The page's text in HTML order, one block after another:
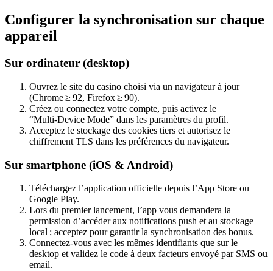
Configurer la synchronisation sur chaque
appareil
Sur ordinateur (desktop)
Ouvrez le site du casino choisi via un navigateur à jour
(Chrome ≥ 92, Firefox ≥ 90).
Créez ou connectez votre compte, puis activez le
“Multi‑Device Mode” dans les paramètres du profil.
Acceptez le stockage des cookies tiers et autorisez le
chiffrement TLS dans les préférences du navigateur.
Sur smartphone (iOS & Android)
Téléchargez l’application officielle depuis l’App Store ou
Google Play.
Lors du premier lancement, l’app vous demandera la
permission d’accéder aux notifications push et au stockage
local ; acceptez pour garantir la synchronisation des bonus.
Connectez‑vous avec les mêmes identifiants que sur le
desktop et validez le code à deux facteurs envoyé par SMS ou
email.